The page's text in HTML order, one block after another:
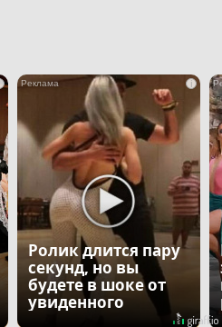
i
Ролик длится пару
секунд, но вы
будете в шоке от
увиденного